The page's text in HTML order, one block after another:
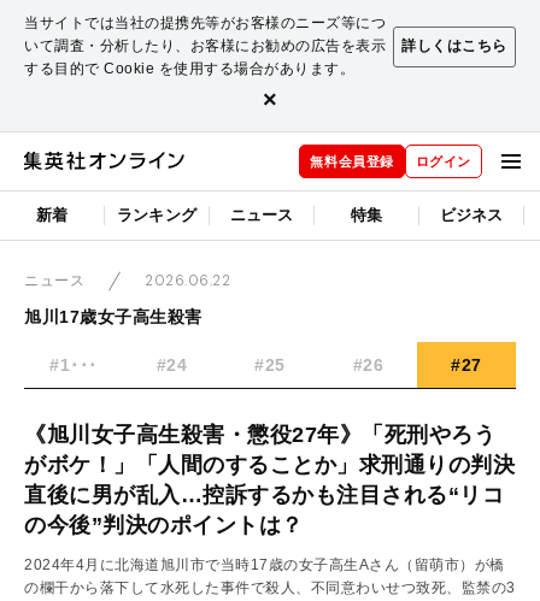
当サイトでは当社の提携先等がお客様のニーズ等につ
いて調査・分析したり、お客様にお勧めの広告を表示
する目的で Cookie を使用する場合があります。
詳しくはこちら
×
無料会員登録 ログイン
新着 ランキング ニュース 特集 ビジネス
ニュース
2026.06.22
旭川17歳女子高生殺害
#1･･･ #24 #25 #26 #27
《旭川女子高生殺害・懲役27年》「死刑やろう
がボケ！」「人間のすることか」求刑通りの判決
直後に男が乱入…控訴するかも注目される“リコ
の今後”判決のポイントは？
2024年4月に北海道旭川市で当時17歳の女子高生Aさん（留萌市）が橋
の欄干から落下して水死した事件で殺人、不同意わいせつ致死、監禁の3